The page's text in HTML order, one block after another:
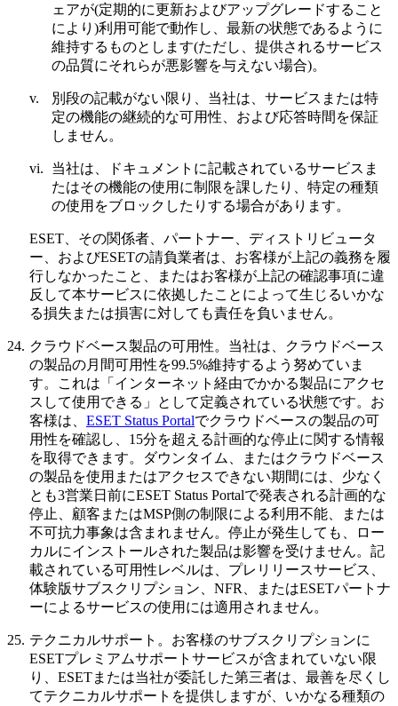
ェアが(定期的に更新およびアップグレードすること
により)利用可能で動作し、最新の状態であるように
維持するものとします(ただし、提供されるサービス
の品質にそれらが悪影響を与えない場合)。
v.
別段の記載がない限り、当社は、サービスまたは特
定の機能の継続的な可用性、および応答時間を保証
しません。
vi.
当社は、ドキュメントに記載されているサービスま
たはその機能の使用に制限を課したり、特定の種類
の使用をブロックしたりする場合があります。
ESET、その関係者、パートナー、ディストリビュータ
ー、およびESETの請負業者は、お客様が上記の義務を履
行しなかったこと、またはお客様が上記の確認事項に違
反して本サービスに依拠したことによって生じるいかな
る損失または損害に対しても責任を負いません。
24. クラウドベース製品の可用性。 当社は、クラウドベース
の製品の月間可用性を99.5%維持するよう努めていま
す。これは「インターネット経由でかかる製品にアクセ
スして使用できる」として定義されている状態です。お
客様は、 ESET Status Portalでクラウドベースの製品の可
用性を確認し、15分を超える計画的な停止に関する情報
を取得できます。ダウンタイム、またはクラウドベース
の製品を使用またはアクセスできない期間には、少なく
とも3営業日前にESET Status Portalで発表される計画的な
停止、顧客またはMSP側の制限による利用不能、または
不可抗力事象は含まれません。停止が発生しても、ロー
カルにインストールされた製品は影響を受けません。記
載されている可用性レベルは、プレリリースサービス、
体験版サブスクリプション、NFR、またはESETパートナ
ーによるサービスの使用には適用されません。
25. テクニカルサポート。 お客様のサブスクリプションに
ESETプレミアムサポートサービスが含まれていない限
り、ESETまたは当社が委託した第三者は、最善を尽くし
てテクニカルサポートを提供しますが、いかなる種類の